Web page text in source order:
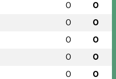
0 0
0 0
0 0
0 0
0 0